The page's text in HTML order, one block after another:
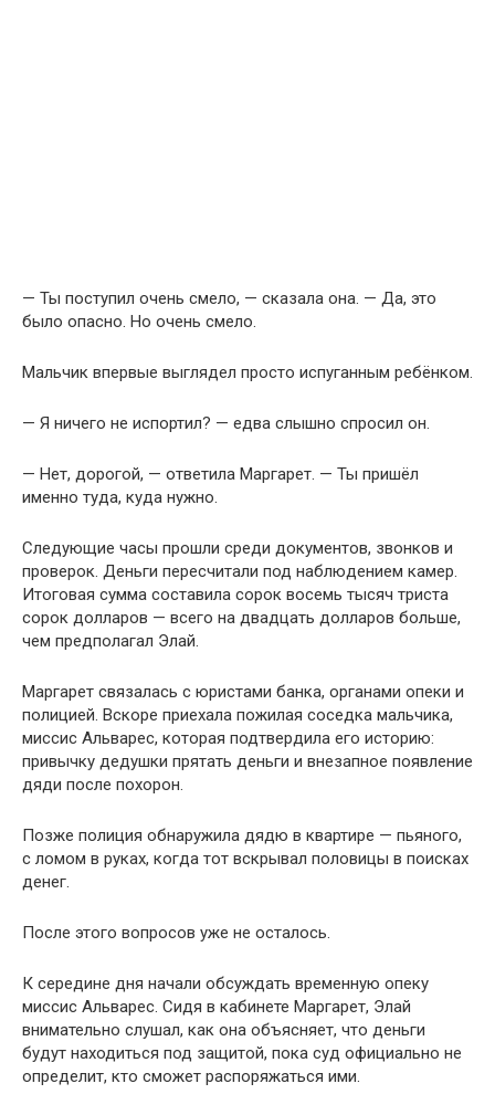
— Ты поступил очень смело, — сказала она. — Да, это
было опасно. Но очень смело.
Мальчик впервые выглядел просто испуганным ребёнком.
— Я ничего не испортил? — едва слышно спросил он.
— Нет, дорогой, — ответила Маргарет. — Ты пришёл
именно туда, куда нужно.
Следующие часы прошли среди документов, звонков и
проверок. Деньги пересчитали под наблюдением камер.
Итоговая сумма составила сорок восемь тысяч триста
сорок долларов — всего на двадцать долларов больше,
чем предполагал Элай.
Маргарет связалась с юристами банка, органами опеки и
полицией. Вскоре приехала пожилая соседка мальчика,
миссис Альварес, которая подтвердила его историю:
привычку дедушки прятать деньги и внезапное появление
дяди после похорон.
Позже полиция обнаружила дядю в квартире — пьяного,
с ломом в руках, когда тот вскрывал половицы в поисках
денег.
После этого вопросов уже не осталось.
К середине дня начали обсуждать временную опеку
миссис Альварес. Сидя в кабинете Маргарет, Элай
внимательно слушал, как она объясняет, что деньги
будут находиться под защитой, пока суд официально не
определит, кто сможет распоряжаться ими.